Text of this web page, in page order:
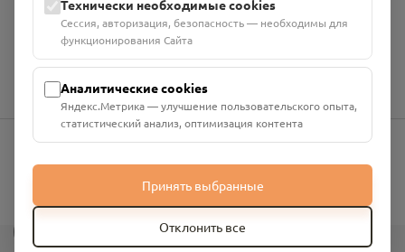
Руднянский, г. Рудня, улица Западная, д. 26А, пом. 18
Номер счёта: 40702810901130004287 в АО "АЛЬФА-БАНК"
Кор. счёт: 30101810200000000593
info@pomnim.online
Технически необходимые cookies
Сессия, авторизация, безопасность — необходимы для
функционирования Сайта
Аналитические cookies
Яндекс.Метрика — улучшение пользовательского опыта,
статистический анализ, оптимизация контента
Принять выбранные
Отклонить все